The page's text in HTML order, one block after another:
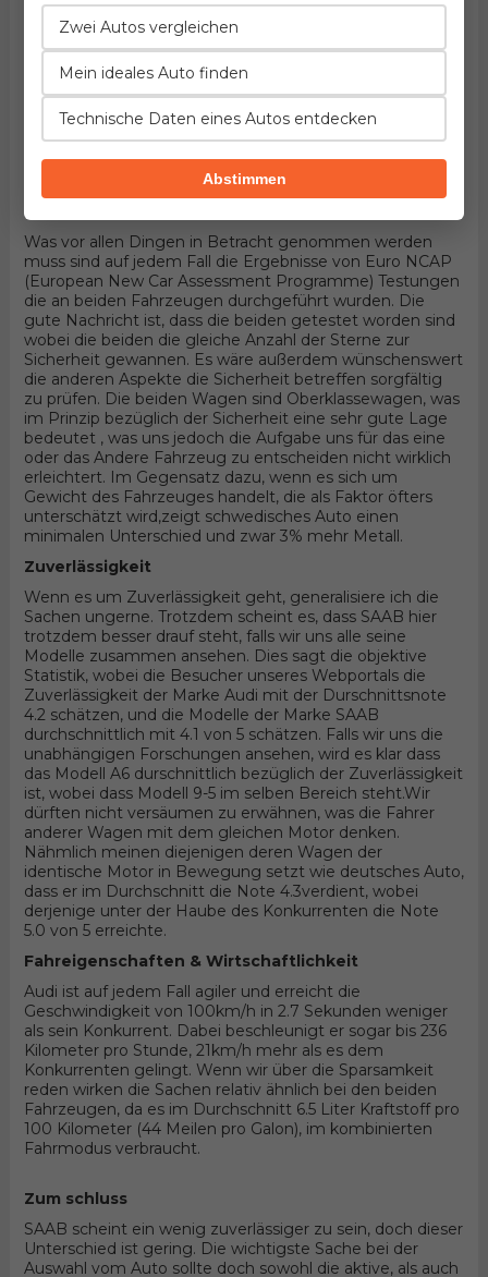
Fahrzeuge handelt! Hier könnten die Details entscheiden.
Wenn wir in Betracht nehmen, dass die beiden
Oberklassewagen sind und 5 Türer Kombi Karosserieform
und Allradantrieb haben, wird alles von konkreten
Aggregaten abhängen die durch diesel bewegt werden.
Unter der Haube des ersten befindet sich der Motor
entwickelt von Audi, 6-zylindrisches Aggregat mit 24
Ventilen und 245PS , wobei der andere 4-zylindrisches
Aggregat mit 16 Ventilen und 195PS Produkt von FIAT
Sicherheit
Was vor allen Dingen in Betracht genommen werden
muss sind auf jedem Fall die Ergebnisse von Euro NCAP
(European New Car Assessment Programme) Testungen
die an beiden Fahrzeugen durchgeführt wurden. Die
gute Nachricht ist, dass die beiden getestet worden sind
wobei die beiden die gleiche Anzahl der Sterne zur
Sicherheit gewannen. Es wäre außerdem wünschenswert
die anderen Aspekte die Sicherheit betreffen sorgfältig
zu prüfen. Die beiden Wagen sind Oberklassewagen, was
im Prinzip bezüglich der Sicherheit eine sehr gute Lage
bedeutet , was uns jedoch die Aufgabe uns für das eine
oder das Andere Fahrzeug zu entscheiden nicht wirklich
erleichtert. Im Gegensatz dazu, wenn es sich um
Gewicht des Fahrzeuges handelt, die als Faktor öfters
unterschätzt wird,zeigt schwedisches Auto einen
minimalen Unterschied und zwar 3% mehr Metall.
Zuverlässigkeit
Wenn es um Zuverlässigkeit geht, generalisiere ich die
Sachen ungerne. Trotzdem scheint es, dass SAAB hier
trotzdem besser drauf steht, falls wir uns alle seine
Modelle zusammen ansehen. Dies sagt die objektive
Statistik, wobei die Besucher unseres Webportals die
Zuverlässigkeit der Marke Audi mit der Durschnittsnote
4.2 schätzen, und die Modelle der Marke SAAB
durchschnittlich mit 4.1 von 5 schätzen. Falls wir uns die
unabhängigen Forschungen ansehen, wird es klar dass
das Modell A6 durschnittlich bezüglich der Zuverlässigkeit
ist, wobei dass Modell 9-5 im selben Bereich steht.Wir
dürften nicht versäumen zu erwähnen, was die Fahrer
anderer Wagen mit dem gleichen Motor denken.
Nähmlich meinen diejenigen deren Wagen der
identische Motor in Bewegung setzt wie deutsches Auto,
dass er im Durchschnitt die Note 4.3verdient, wobei
derjenige unter der Haube des Konkurrenten die Note
5.0 von 5 erreichte.
Fahreigenschaften & Wirtschaftlichkeit
Audi ist auf jedem Fall agiler und erreicht die
Geschwindigkeit von 100km/h in 2.7 Sekunden weniger
als sein Konkurrent. Dabei beschleunigt er sogar bis 236
Kilometer pro Stunde, 21km/h mehr als es dem
Konkurrenten gelingt. Wenn wir über die Sparsamkeit
reden wirken die Sachen relativ ähnlich bei den beiden
Fahrzeugen, da es im Durchschnitt 6.5 Liter Kraftstoff pro
100 Kilometer (44 Meilen pro Galon), im kombinierten
Fahrmodus verbraucht.
Zum schluss
SAAB scheint ein wenig zuverlässiger zu sein, doch dieser
Unterschied ist gering. Die wichtigste Sache bei der
Auswahl vom Auto sollte doch sowohl die aktive, als auch
Zwei Autos vergleichen
Mein ideales Auto finden
Technische Daten eines Autos entdecken
Abstimmen